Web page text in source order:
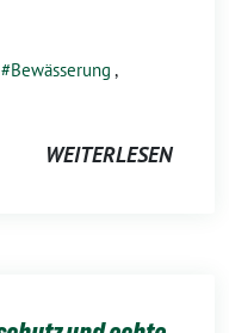
Bewässerung ,
WEITERLESEN